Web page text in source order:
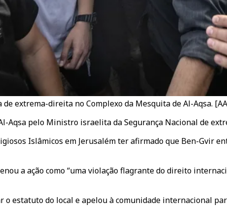
extrema-direita no Complexo da Mesquita de Al-Aqsa.
Aqsa pelo Ministro israelita da Segurança Nacional de
Islâmicos em Jerusalém ter afirmado que Ben-Gvir
a ação como “uma violação flagrante do direito
estatuto do local e apelou à comunidade internacional